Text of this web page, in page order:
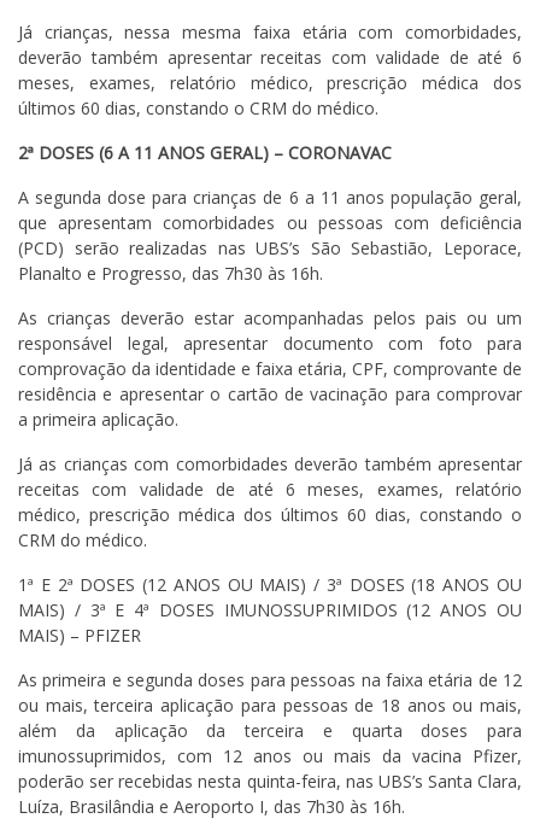
Já crianças, nessa mesma faixa etária com comorbidades,
deverão também apresentar receitas com validade de até 6
meses, exames, relatório médico, prescrição médica dos
últimos 60 dias, constando o CRM do médico.
2ª DOSES (6 A 11 ANOS GERAL) – CORONAVAC
A segunda dose para crianças de 6 a 11 anos população geral,
que apresentam comorbidades ou pessoas com deficiência
(PCD) serão realizadas nas UBS’s São Sebastião, Leporace,
Planalto e Progresso, das 7h30 às 16h.
As crianças deverão estar acompanhadas pelos pais ou um
responsável legal, apresentar documento com foto para
comprovação da identidade e faixa etária, CPF, comprovante de
residência e apresentar o cartão de vacinação para comprovar
a primeira aplicação.
Já as crianças com comorbidades deverão também apresentar
receitas com validade de até 6 meses, exames, relatório
médico, prescrição médica dos últimos 60 dias, constando o
CRM do médico.
1ª E 2ª DOSES (12 ANOS OU MAIS) / 3ª DOSES (18 ANOS OU
MAIS) / 3ª E 4ª DOSES IMUNOSSUPRIMIDOS (12 ANOS OU
MAIS) – PFIZER
As primeira e segunda doses para pessoas na faixa etária de 12
ou mais, terceira aplicação para pessoas de 18 anos ou mais,
além da aplicação da terceira e quarta doses para
imunossuprimidos, com 12 anos ou mais da vacina Pfizer,
poderão ser recebidas nesta quinta-feira, nas UBS’s Santa Clara,
Luíza, Brasilândia e Aeroporto I, das 7h30 às 16h.